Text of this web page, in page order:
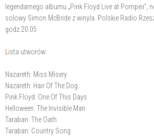
legendarnego albumu „Pink Floyd Live at Pompeii”,
solowy Simon McBride z winyla. Polskie Radio
godz.20.05
ista utworów:
Nazareth: Miss Misery
Nazareth: Hair Of The Dog
Pink Floyd: One Of This Days
Helloween: The Invisible Man
Taraban: The Oath
Taraban: Country Song